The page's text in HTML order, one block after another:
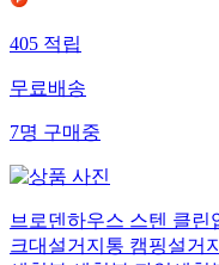
405적립
무료배송
7명구매중
브로덴하우스 스텐 클린
크대설거지통 캠핑설거